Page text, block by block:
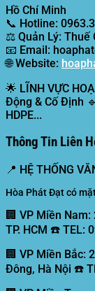
Hồ Chí Minh
📞 Hotline:
⚖️ Quản Lý: Thuế
📧 Email:
🌐Website:
🌟 LĨNH VỰC
Động & Cố Định
HDPE...
Thông Tin Liên
📍 HỆ THỐNG
Hòa Phát Đạt có
🏢 VP Miền Nam:
TP. HCM ☎️ TEL:
🏢 VP Miền Bắc:
Đông, Hà Nội ☎️